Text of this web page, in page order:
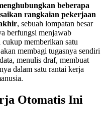
beberapa
rangkaian pekerjaan
, sebuah lompatan besar
berfungsi menjawab
memberikan satu
membagi tugasnya sendiri
menulis draf, membuat
dalam satu rantai kerja
Otomatis Ini